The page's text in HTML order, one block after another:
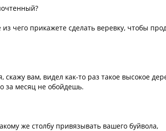
чего прикажете сделать веревку, чтобы
вам, видел как-то раз такое высокое
за месяц не обойдешь.
же столбу привязывать вашего буйвола,